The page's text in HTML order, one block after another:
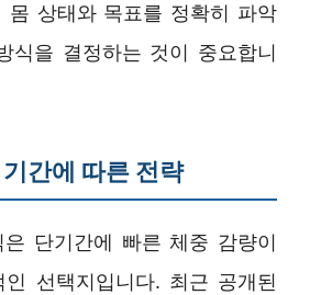
몸 상태와 목표를 정확히 파악
식을 결정하는 것이 중요합니
간에 따른 전략
단기간에 빠른 체중 감량이
선택지입니다. 최근 공개된